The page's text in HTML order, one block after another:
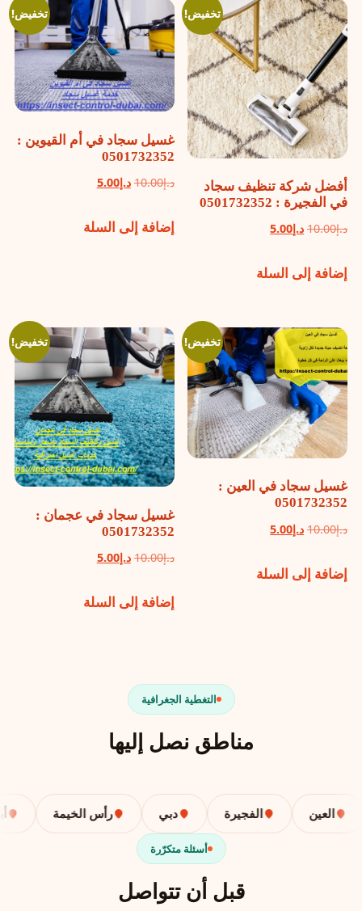
تخفيض!
أفضل شركة تنظيف سجاد
في الفجيرة : 0501732352
د.إ10.00 السعر
هو:
د.إ5.00السعر
هو:
إضافة إلى السلة
تخفيض!
غسيل سجاد في أم القيوين :
0501732352
د.إ10.00السعر
هو:
د.إ5.00السعر
هو:
إضافة إلى السلة
تخفيض!
غسيل سجاد في العين :
0501732352
د.إ10.00 السعر
هو:
د.إ5.00السعر
هو:
إضافة إلى السلة
تخفيض!
غسيل سجاد في عجمان :
0501732352
د.إ10.00السعر
هو:
د.إ5.00السعر
هو:
إضافة إلى السلة
التغطية الجغرافية
مناطق نصل إليها
العين الفجيرة دبي رأس الخيمة
أسئلة متكرّرة
قبل أن تتواصل